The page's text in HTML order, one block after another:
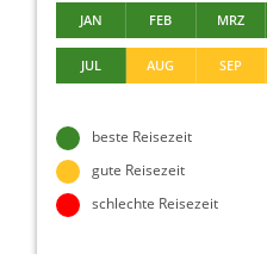
JAN FEB MRZ
JUL AUG SEP
beste Reisezeit
gute Reisezeit
schlechte Reisezeit